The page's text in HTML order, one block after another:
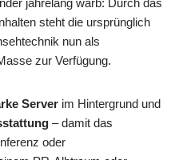
jahrelang warb: Durch das
steht die ursprünglich
nun als
zur Verfügung.
Server im Hintergrund und
– damit das
oder